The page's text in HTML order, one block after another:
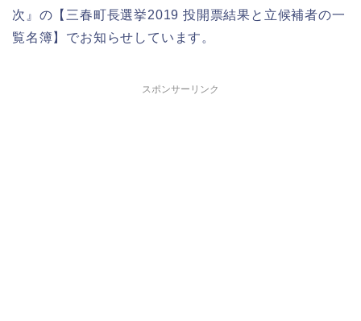
次』の【三春町長選挙2019 投開票結果と立候補者の一
覧名簿】でお知らせしています。
スポンサーリンク